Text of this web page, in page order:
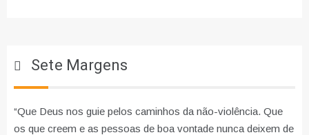
Sete Margens
“Que Deus nos guie pelos caminhos da não-violência. Que
os que creem e as pessoas de boa vontade nunca deixem de